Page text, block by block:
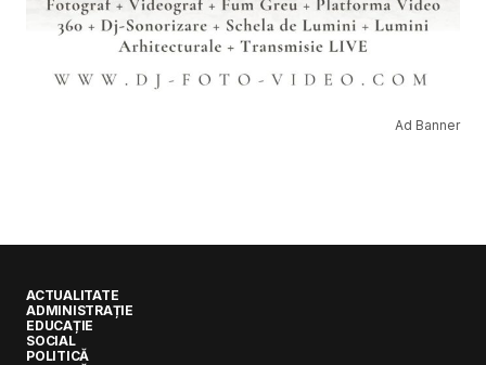
Ad Banner
ACTUALITATE
ADMINISTRAȚIE
EDUCAȚIE
SOCIAL
POLITICĂ